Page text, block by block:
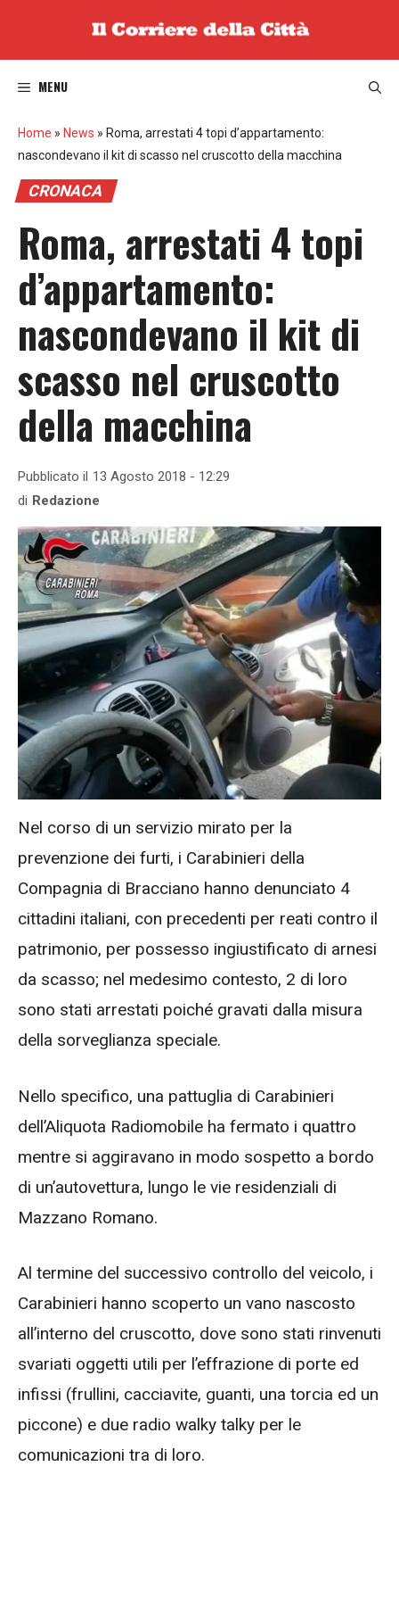
MENU
Home » News » Roma, arrestati 4 topi d’appartamento:
nascondevano il kit di scasso nel cruscotto della macchina
CRONACA
Roma, arrestati 4 topi
d’appartamento:
nascondevano il kit di
scasso nel cruscotto
della macchina
Pubblicato il 13 Agosto 2018 - 12:29
di Redazione
Nel corso di un servizio mirato per la
prevenzione dei furti, i Carabinieri della
Compagnia di Bracciano hanno denunciato 4
cittadini italiani, con precedenti per reati contro il
patrimonio, per possesso ingiustificato di arnesi
da scasso; nel medesimo contesto, 2 di loro
sono stati arrestati poiché gravati dalla misura
della sorveglianza speciale.
Nello specifico, una pattuglia di Carabinieri
dell’Aliquota Radiomobile ha fermato i quattro
mentre si aggiravano in modo sospetto a bordo
di un’autovettura, lungo le vie residenziali di
Mazzano Romano.
Al termine del successivo controllo del veicolo, i
Carabinieri hanno scoperto un vano nascosto
all’interno del cruscotto, dove sono stati rinvenuti
svariati oggetti utili per l’effrazione di porte ed
infissi (frullini, cacciavite, guanti, una torcia ed un
piccone) e due radio walky talky per le
comunicazioni tra di loro.